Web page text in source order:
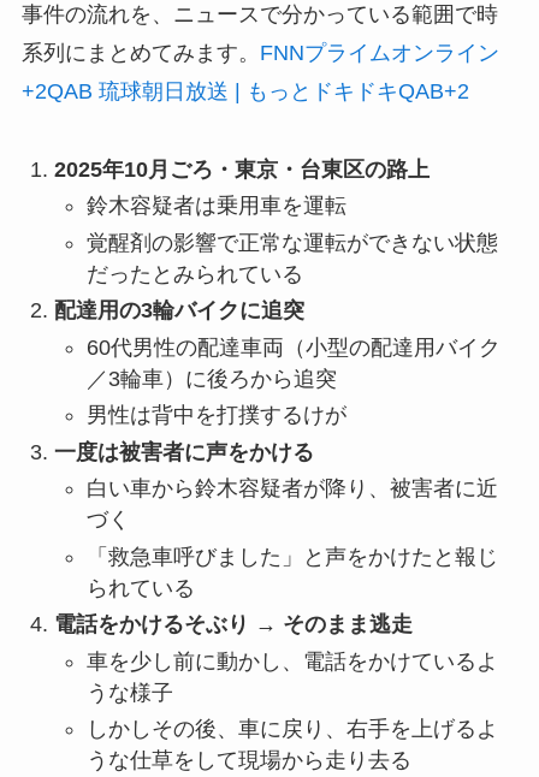
事件の流れを、ニュースで分かっている範囲で時
系列にまとめてみます。 FNNプライムオンライン
+2QAB 琉球朝日放送 | もっとドキドキQAB+2
2025年10月ごろ・東京・台東区の路上
鈴木容疑者は乗用車を運転
覚醒剤の影響で正常な運転ができない状態
だったとみられている
配達用の3輪バイクに追突
60代男性の配達車両（小型の配達用バイク
／3輪車）に後ろから追突
男性は背中を打撲するけが
一度は被害者に声をかける
白い車から鈴木容疑者が降り、被害者に近
づく
「救急車呼びました」と声をかけたと報じ
られている
電話をかけるそぶり → そのまま逃走
車を少し前に動かし、電話をかけているよ
うな様子
しかしその後、車に戻り、右手を上げるよ
うな仕草をして現場から走り去る